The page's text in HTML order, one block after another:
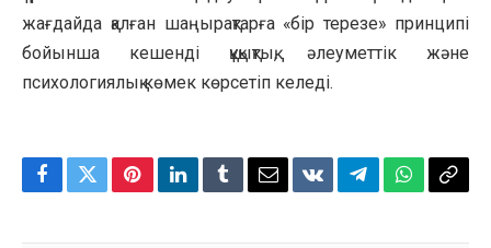
жағдайда қалған шаңырақтарға «бір терезе» принципі
бойынша кешенді құқықтық, әлеуметтік және
психологиялық көмек көрсетіп келеді.
Facebook
TwitterPinterestLinkedInTumblrEmailVKontakte
TelegramWhatsApp
Copy